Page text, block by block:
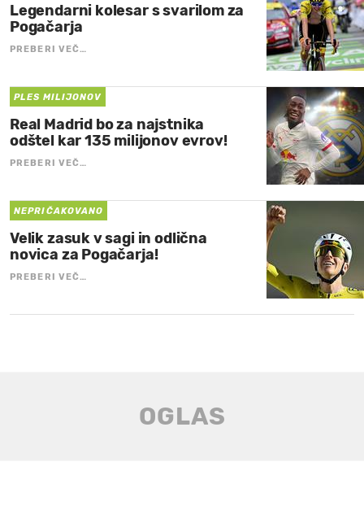
Legendarni kolesar s svarilom za
Pogačarja
PREBERI VEČ…
PLES MILIJONOV
Real Madrid bo za najstnika
odštel kar 135 milijonov evrov!
PREBERI VEČ…
NEPRIČAKOVANO
Velik zasuk v sagi in odlična
novica za Pogačarja!
PREBERI VEČ…